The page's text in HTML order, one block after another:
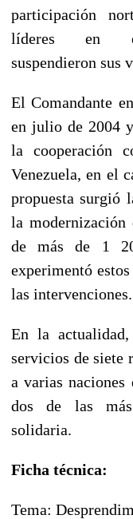
participación
líderes en
suspendieron sus
El Comandante
en julio de 2004
la cooperación
Venezuela, en el
propuesta surgió
la
de más de 1
experimentó
las intervenciones.
En la
servicios de siete
a varias
dos de las
solidaria.
Ficha técnica:
Tema: